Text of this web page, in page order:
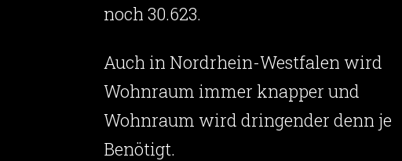
noch 30.623.
Auch in Nordrhein-Westfalen wird
Wohnraum immer knapper und
Wohnraum wird dringender denn je
Benötigt.